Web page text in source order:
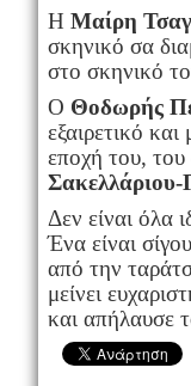
Η Μαίρη
σκηνικό σα
στο σκηνικό
Ο Θοδωρής
εξαιρετικό
εποχή του, του
Σακελλάριου-
Δεν είναι όλα
Ένα είναι
από την
μείνει
και απήλαυσε